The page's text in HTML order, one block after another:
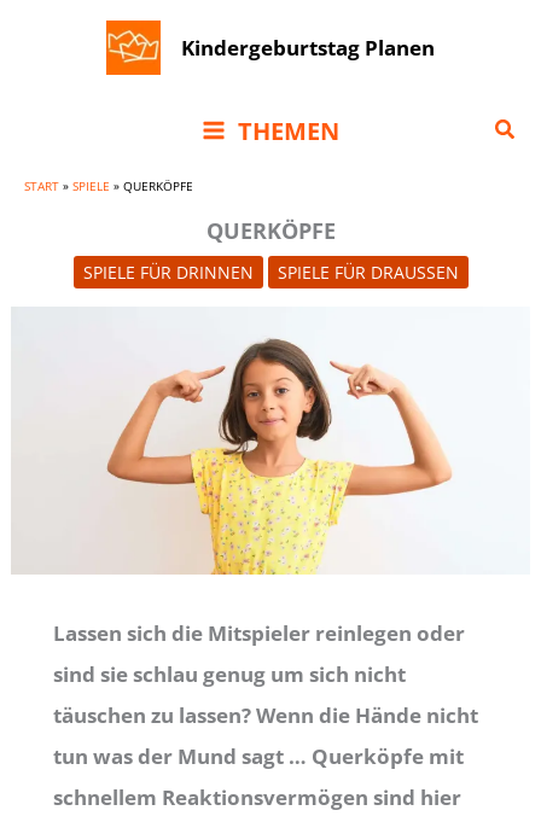
Kindergeburtstag Planen
THEMEN
START » SPIELE » QUERKÖPFE
QUERKÖPFE
SPIELE FÜR DRINNEN SPIELE FÜR DRAUSSEN
Lassen sich die Mitspieler reinlegen oder
sind sie schlau genug um sich nicht
täuschen zu lassen? Wenn die Hände nicht
tun was der Mund sagt … Querköpfe mit
schnellem Reaktionsvermögen sind hier